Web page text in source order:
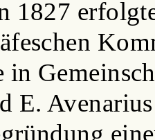
1827
in
E.